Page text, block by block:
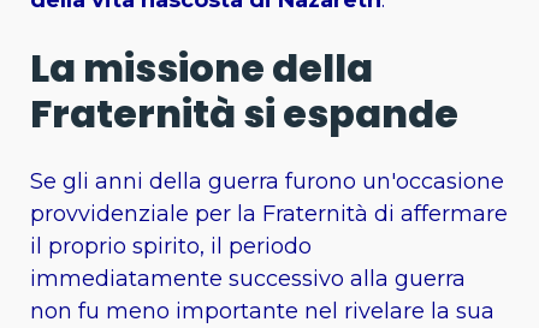
La missione della
Fraternità si espande
Se gli anni della guerra furono un'occasione
provvidenziale per la Fraternità di affermare
il proprio spirito, il periodo
immediatamente successivo alla guerra
non fu meno importante nel rivelare la sua